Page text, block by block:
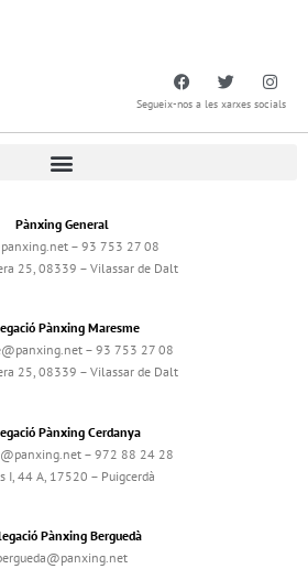
Segueix-nos a les xarxes socials
Pànxing General
– 93 753 27 08
25, 08339 – Vilassar de Dalt
Pànxing Maresme
– 93 753 27 08
25, 08339 – Vilassar de Dalt
Pànxing Cerdanya
– 972 88 24 28
I, 44 A, 17520 – Puigcerdà
Pànxing Berguedà